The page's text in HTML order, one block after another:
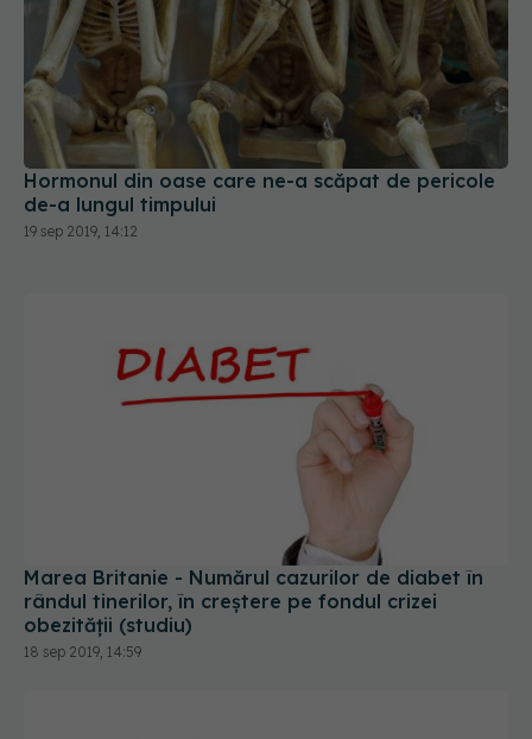
Hormonul din oase care ne-a scăpat de pericole
de-a lungul timpului
19 sep 2019, 14:12
Marea Britanie - Numărul cazurilor de diabet în
rândul tinerilor, în creştere pe fondul crizei
obezităţii (studiu)
18 sep 2019, 14:59